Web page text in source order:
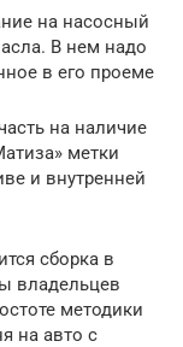
на насосный
В нем надо
в его проеме
на наличие
метки
и внутренней
сборка в
владельцев
методики
на авто с